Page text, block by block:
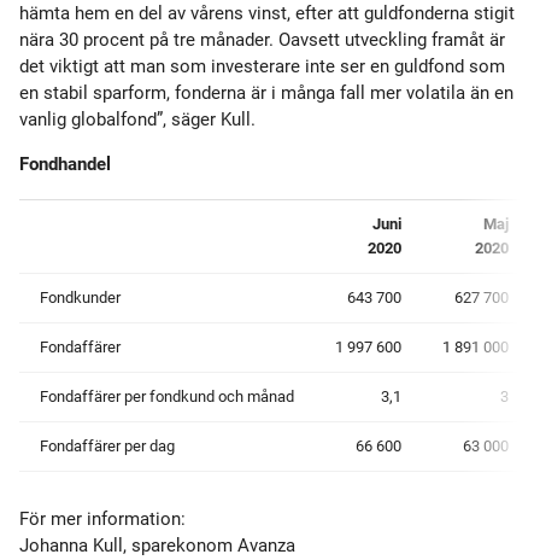
hämta hem en del av vårens vinst, efter att guldfonderna stigit
nära 30 procent på tre månader. Oavsett utveckling framåt är
det viktigt att man som investerare inte ser en guldfond som
en stabil sparform, fonderna är i många fall mer volatila än en
vanlig globalfond”, säger Kull.
Fondhandel
Juni
2020
Maj
2020
Fondkunder 643 700 627 700
Fondaffärer 1 997 600 1 891 000
Fondaffärer per fondkund och månad 3,1 3
Fondaffärer per dag 66 600 63 000
För mer information:
Johanna Kull, sparekonom Avanza